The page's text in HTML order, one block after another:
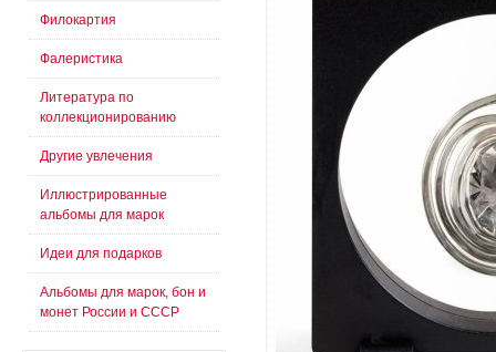
Филокартия
Фалеристика
Литература по
коллекционированию
Другие увлечения
Иллюстрированные
альбомы для марок
Идеи для подарков
Альбомы для марок, бон и
монет России и СССР